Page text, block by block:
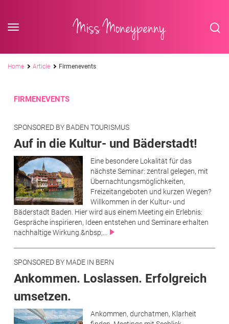
Miss Moneypenny
Pfadnavigation
Home Article Firmenevents
FIRMENEVENTS
SPONSORED BY BADEN TOURISMUS
Auf in die Kultur- und Bäderstadt!
Eine besondere Lokalität für das
nächste Seminar: zentral gelegen, mit
Übernachtungsmöglichkeiten,
Freizeitangeboten und kurzen Wegen?
Willkommen in der Kultur- und
Bäderstadt Baden. Hier wird aus einem Meeting ein Erlebnis:
Gespräche inspirieren, Ideen entstehen und Seminare erhalten
nachhaltige Wirkung.&nbsp;...
SPONSORED BY MADE IN BERN
Ankommen. Loslassen. Erfolgreich
umsetzen.
Ankommen, durchatmen, Klarheit